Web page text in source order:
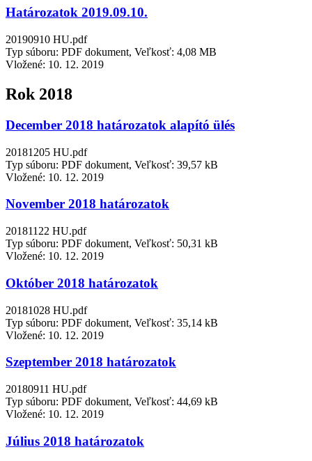
Határozatok 2019.09.10.
20190910 HU.pdf
Typ súboru: PDF dokument, Veľkosť: 4,08 MB
Vložené: 10. 12. 2019
Rok 2018
December 2018 határozatok alapító ülés
20181205 HU.pdf
Typ súboru: PDF dokument, Veľkosť: 39,57 kB
Vložené: 10. 12. 2019
November 2018 határozatok
20181122 HU.pdf
Typ súboru: PDF dokument, Veľkosť: 50,31 kB
Vložené: 10. 12. 2019
Október 2018 határozatok
20181028 HU.pdf
Typ súboru: PDF dokument, Veľkosť: 35,14 kB
Vložené: 10. 12. 2019
Szeptember 2018 határozatok
20180911 HU.pdf
Typ súboru: PDF dokument, Veľkosť: 44,69 kB
Vložené: 10. 12. 2019
Július 2018 határozatok